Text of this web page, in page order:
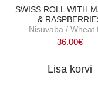
SWISS ROLL WITH
&
Nisuvaba / Wheat
36.00€
Lisa korvi